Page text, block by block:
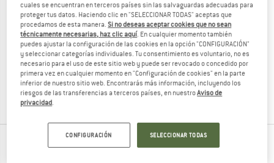
HANWAG
Loafer Comfort
Zapatillas de estar por casa
99,95 €79,96 €
(0)
HANWAG
Cabin Loafer
Zapatillas de estar por casa
69,95 €a partir de 48,97 €
5,0(7)
NUESTROS BESTSELLERS PARA TI
cuales se encuentran en terceros países sin las salvaguardas adecuadas para
proteger tus datos. Haciendo clic en "SELECCIONAR TODAS" aceptas que
procedamos de esta manera.Si no deseas aceptar cookies que no sean
técnicamente necesarias, haz clic aquí. En cualquier momento también
puedes ajustar la configuración de las cookies en la opción "CONFIGURACIÓN"
y seleccionar categorías individuales. Tu consentimiento es voluntario, no es
necesario para el uso de este sitio web y puede ser revocado o concedido por
primera vez en cualquier momento en "Configuración de cookies" en la parte
inferior de nuestro sitio web. Encontrarás más información, incluyendo los
riesgos de las transferencias a terceros países, en nuestroAviso de
privacidad.
CONFIGURACIÓN SELECCIONAR TODAS